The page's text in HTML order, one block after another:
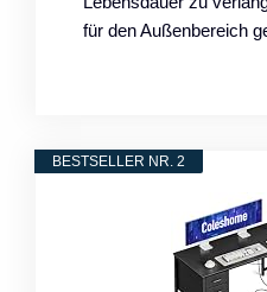
für den Außenbereich
BESTSELLER NR. 2